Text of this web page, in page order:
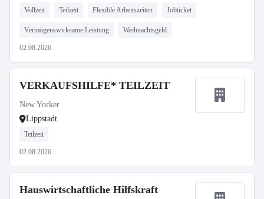
Vollzeit Teilzeit Flexible Arbeitszeiten Jobticket
Vermögenswirksame Leistung Weihnachtsgeld
02.08.2026
VERKAUFSHILFE* TEILZEIT
New Yorker
Lippstadt
Teilzeit
02.08.2026
Hauswirtschaftliche Hilfskraft